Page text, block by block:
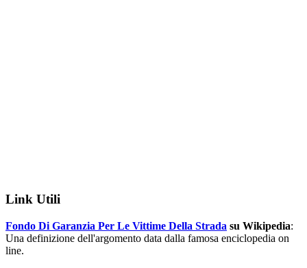
Link Utili
Fondo Di Garanzia Per Le Vittime Della Strada su Wikipedia:
Una definizione dell'argomento data dalla famosa enciclopedia on
line.